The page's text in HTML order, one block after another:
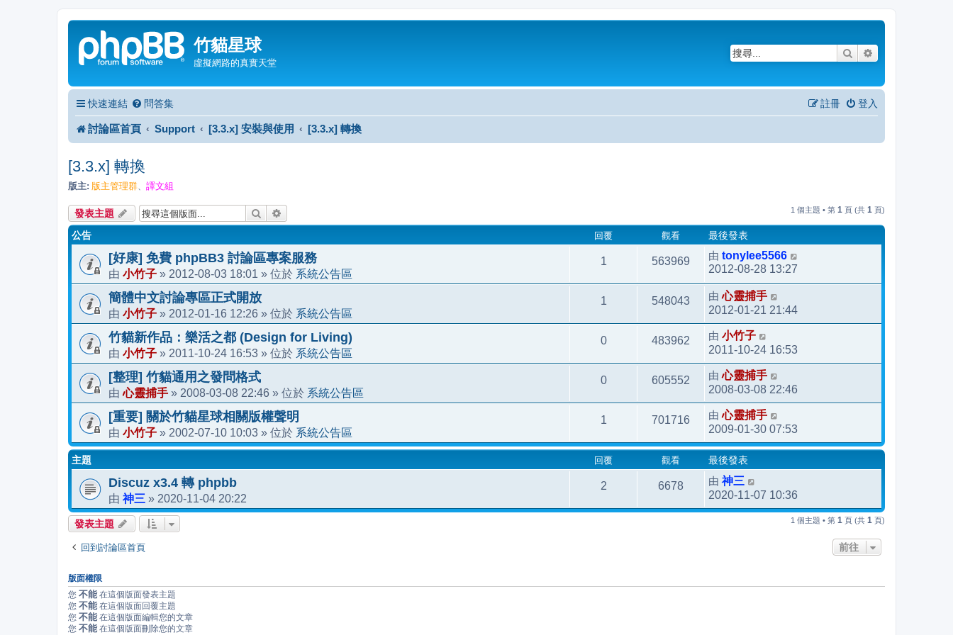
竹貓星球
虛擬網路的真實天堂
搜尋
快速連結 問答集 登入
註冊
討論區首頁 Support [3.3.x] 安裝與使用 [3.3.x] 轉換
[3.3.x] 轉換
版主: 版主管理群 譯文組
發表主題 搜尋 1 個主題 • 第 1 頁 (共 1 頁)
公告 回覆 觀看 最後發表
[好康] 免費 phpBB3 討論區專案服務
由 小竹子 » 2012-08-03 18:01 » 位於 系統公告區
1 563969 由 tonylee5566
2012-08-28 13:27
簡體中文討論專區正式開放
由 小竹子 » 2012-01-16 12:26 » 位於 系統公告區
1 548043 由心靈捕手
2012-01-21 21:44
竹貓新作品：樂活之都 (Design for Living)
由 小竹子 » 2011-10-24 16:53 » 位於 系統公告區
0 483962 由 小竹子
2011-10-24 16:53
[整理] 竹貓通用之發問格式
由心靈捕手 » 2008-03-08 22:46 » 位於 系統公告區
0 605552 由心靈捕手
2008-03-08 22:46
[重要] 關於竹貓星球相關版權聲明
由 小竹子 » 2002-07-10 10:03 » 位於 系統公告區
1 701716 由心靈捕手
2009-01-30 07:53
主題 回覆 觀看 最後發表
Discuz x3.4 轉 phpbb
由 神三 » 2020-11-04 20:22
2 6678 由 神三
2020-11-07 10:36
發表主題 1 個主題 • 第 1 頁 (共 1 頁)
回到討論區首頁 前往
版面權限
您 不能 在這個版面發表主題
您 不能 在這個版面回覆主題
您 不能 在這個版面編輯您的文章
您 不能 在這個版面刪除您的文章